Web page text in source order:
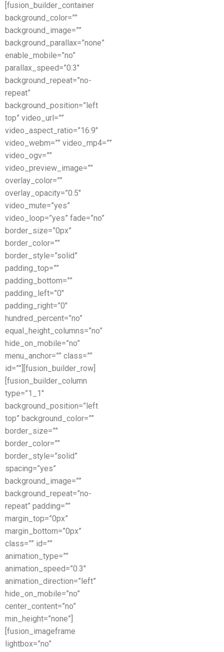
[fusion_builder_container
background_color=””
background_image=””
background_parallax=”none”
enable_mobile=”no”
parallax_speed=”0.3″
background_repeat=”no-
repeat”
background_position=”left
top” video_url=””
video_aspect_ratio=”16:9″
video_webm=”” video_mp4=””
video_ogv=””
video_preview_image=””
overlay_color=””
overlay_opacity=”0.5″
video_mute=”yes”
video_loop=”yes” fade=”no”
border_size=”0px”
border_color=””
border_style=”solid”
padding_top=””
padding_bottom=””
padding_left=”0″
padding_right=”0″
hundred_percent=”no”
equal_height_columns=”no”
hide_on_mobile=”no”
menu_anchor=”” class=””
id=””][fusion_builder_row]
[fusion_builder_column
type=”1_1″
background_position=”left
top” background_color=””
border_size=””
border_color=””
border_style=”solid”
spacing=”yes”
background_image=””
background_repeat=”no-
repeat” padding=””
margin_top=”0px”
margin_bottom=”0px”
class=”” id=””
animation_type=””
animation_speed=”0.3″
animation_direction=”left”
hide_on_mobile=”no”
center_content=”no”
min_height=”none”]
[fusion_imageframe
lightbox=”no”